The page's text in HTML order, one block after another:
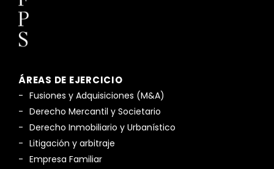
ÁREAS DE EJERCICIO
Fusiones y Adquisiciones (M&A)
Derecho Mercantil y Societario
Derecho Inmobiliario y Urbanístico
Litigación y arbitraje
Empresa Familiar